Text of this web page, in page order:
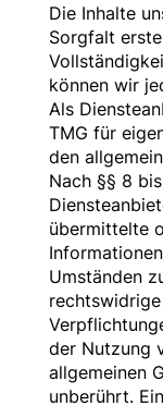
Die Inhalte
Sorgfalt
können wir
Als
TMG für
den
Nach §§ 8
übermittelte
Umständen
der Nutzung
allgemeinen
unberührt.